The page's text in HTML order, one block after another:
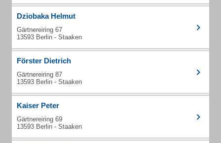
Dziobaka Helmut
Gärtnereiring 67
13593 Berlin - Staaken
Förster Dietrich
Gärtnereiring 87
13593 Berlin - Staaken
Kaiser Peter
Gärtnereiring 69
13593 Berlin - Staaken